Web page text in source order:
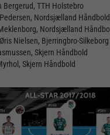
Bergerud, TTH Holstebro
Nordsjælland Håndbold
Nordsjælland
Nielsen, Bjerringbro-Silkeborg
Skjern Håndbold
Skjern Håndbold